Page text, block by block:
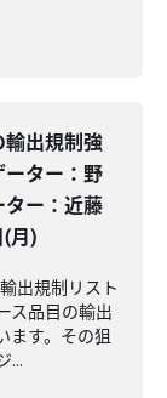
輸出規制強
ター：野
ー：近藤
月)
出規制リスト
ス品目の輸出
ます。その狙
...